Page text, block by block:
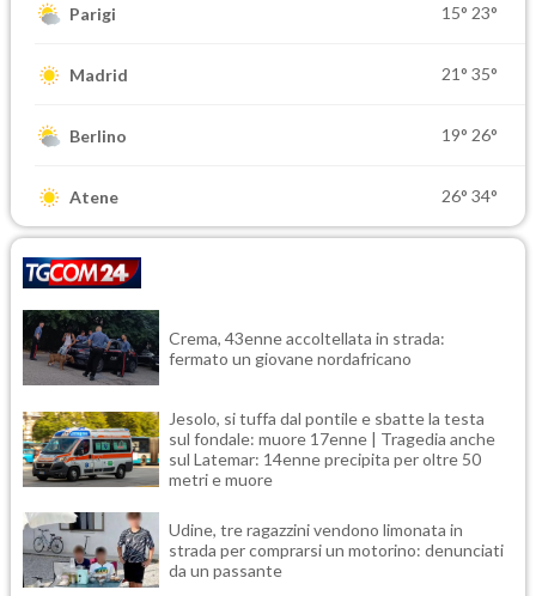
Parigi 15° 23°
Madrid 21° 35°
Berlino 19° 26°
Atene 26° 34°
Crema, 43enne accoltellata in strada:
fermato un giovane nordafricano
Jesolo, si tuffa dal pontile e sbatte la testa
sul fondale: muore 17enne | Tragedia anche
sul Latemar: 14enne precipita per oltre 50
metri e muore
Udine, tre ragazzini vendono limonata in
strada per comprarsi un motorino: denunciati
da un passante